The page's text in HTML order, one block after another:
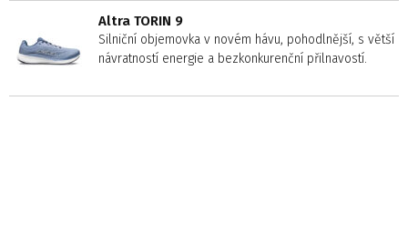
Altra TORIN 9
Silniční objemovka v novém hávu, pohodlnější, s větší
návratností energie a bezkonkurenční přilnavostí.